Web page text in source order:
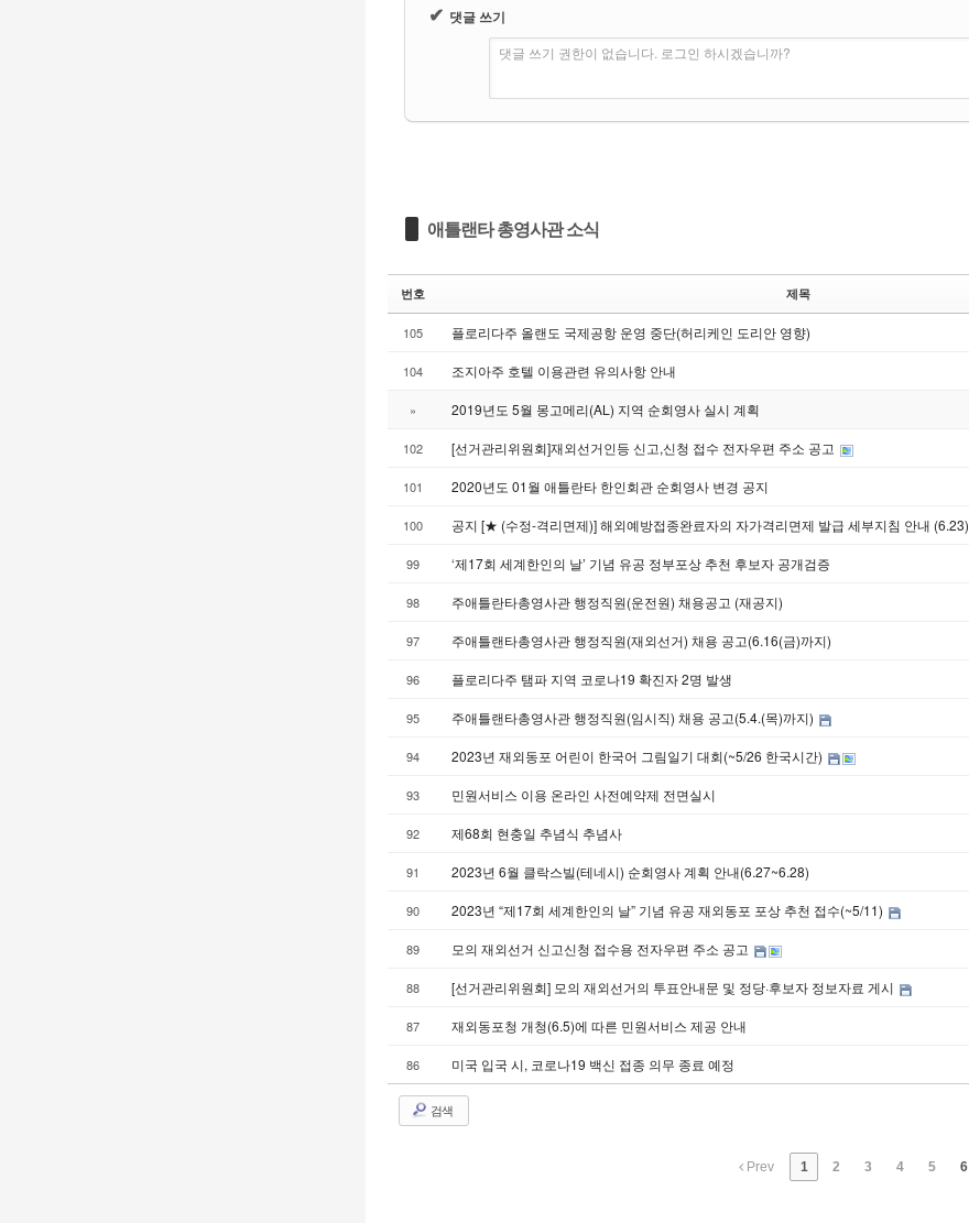
✔ 댓글 쓰기
댓글 쓰기 권한이 없습니다. 로그인 하시겠습니까?
애틀랜타 총영사관 소식
번호 제목
105 플로리다주 올랜도 국제공항 운영 중단(허리케인 도리안 영향)
104 조지아주 호텔 이용관련 유의사항 안내
» 2019년도 5월 몽고메리(AL) 지역 순회영사 실시 계획
102 [선거관리위원회]재외선거인등 신고,신청 접수 전자우편 주소 공고
101 2020년도 01월 애틀란타 한인회관 순회영사 변경 공지
100 공지 [★ (수정-격리면제)] 해외예방접종완료자의 자가격리면제 발급 세부지침 안내 (6.23)
99 ‘제17회 세계한인의 날’ 기념 유공 정부포상 추천 후보자 공개검증
98 주애틀란타총영사관 행정직원(운전원) 채용공고 (재공지)
97 주애틀랜타총영사관 행정직원(재외선거) 채용 공고(6.16(금)까지)
96 플로리다주 탬파 지역 코로나19 확진자 2명 발생
95 주애틀랜타총영사관 행정직원(임시직) 채용 공고(5.4.(목)까지)
94 2023년 재외동포 어린이 한국어 그림일기 대회(~5/26 한국시간)
93 민원서비스 이용 온라인 사전예약제 전면실시
92 제68회 현충일 추념식 추념사
91 2023년 6월 클락스빌(테네시) 순회영사 계획 안내(6.27~6.28)
90 2023년 “제17회 세계한인의 날” 기념 유공 재외동포 포상 추천 접수(~5/11)
89 모의 재외선거 신고신청 접수용 전자우편 주소 공고
88 [선거관리위원회] 모의 재외선거의 투표안내문 및 정당·후보자 정보자료 게시
87 재외동포청 개청(6.5)에 따른 민원서비스 제공 안내
86 미국 입국 시, 코로나19 백신 접종 의무 종료 예정
검색
Prev 1 2 3 4 5 6